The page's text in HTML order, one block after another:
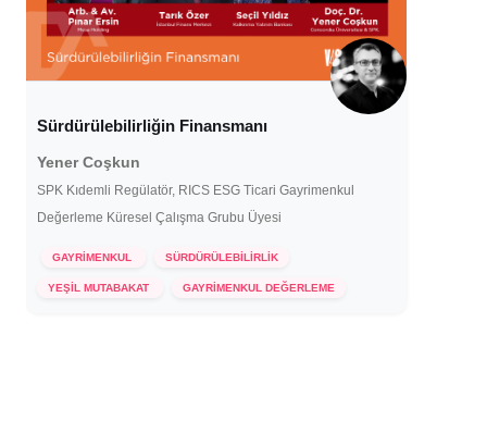
Sürdürülebilirliğin Finansmanı
Yener Coşkun
SPK Kıdemli Regülatör, RICS ESG Ticari Gayrimenkul
Değerleme Küresel Çalışma Grubu Üyesi
GAYRİMENKUL SÜRDÜRÜLEBİLİRLİK
YEŞİL MUTABAKAT GAYRİMENKUL DEĞERLEME